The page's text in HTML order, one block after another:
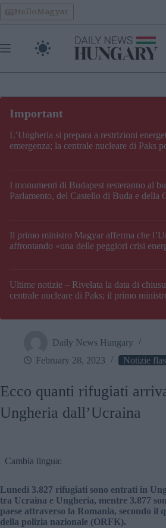
Skip
to
content
HelloMagyar
L’Ungheria si prepara a restrizioni
emergenza; la centrale nucleare di Paks
I monumenti di Budapest resteranno al
Parlamento, del Castello di Buda e della
Il primo ministro Magyar afferma che
affrontando «una delle peggiori crisi
Ultime notizie – Rivelata la data di
centrale nucleare di Paks; il primo
Daily News Hungary
February 28, 2023
Notizie
Ecco quanti rifugiati
Ungheria dall’Ucraina
Cambia lingua:
Lunedì 3.827 rifugiati sono entrati in
tra Ucraina e Ungheria, mentre 3.877
paese attraverso la Romania, secondo il
della polizia nazionale (ORFK).